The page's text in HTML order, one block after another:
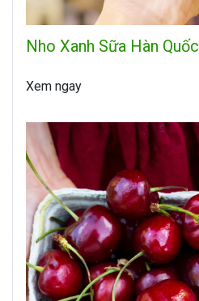
Nho Xanh Sữa Hàn Quốc
Xem ngay